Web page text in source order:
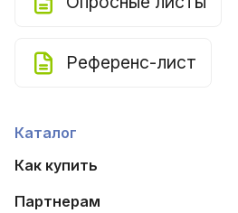
Референс-лист
Каталог
Как купить
Партнерам